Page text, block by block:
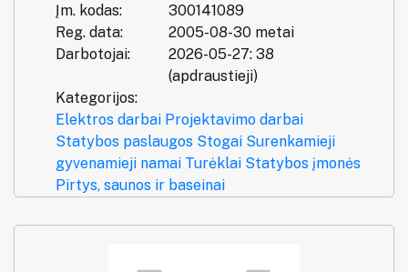
Įm. kodas:
300141089
Reg. data:
2005-08-30 metai
Darbotojai:
2026-05-27: 38
(apdraustieji)
Kategorijos:
Elektros darbai Projektavimo darbai
Statybos paslaugos Stogai Surenkamieji
gyvenamieji namai Turėklai Statybos įmonės
Pirtys, saunos ir baseinai